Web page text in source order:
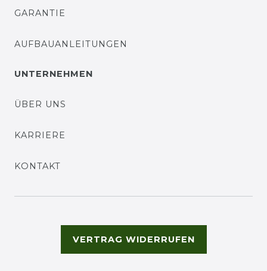
GARANTIE
AUFBAUANLEITUNGEN
UNTERNEHMEN
ÜBER UNS
KARRIERE
KONTAKT
VERTRAG WIDERRUFEN